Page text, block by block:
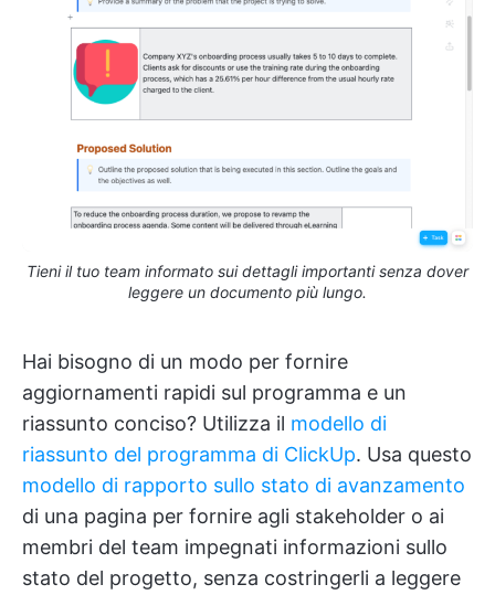
Tieni il tuo team informato sui dettagli importanti senza dover
leggere un documento più lungo.
Hai bisogno di un modo per fornire
aggiornamenti rapidi sul programma e un
riassunto conciso? Utilizza il modello di
riassunto del programma di ClickUp. Usa questo
modello di rapporto sullo stato di avanzamento
di una pagina per fornire agli stakeholder o ai
membri del team impegnati informazioni sullo
stato del progetto, senza costringerli a leggere